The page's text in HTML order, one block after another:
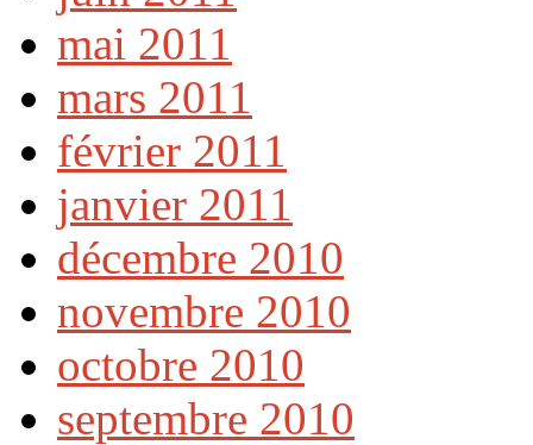
mai 2011
mars 2011
février 2011
janvier 2011
décembre 2010
novembre 2010
octobre 2010
septembre 2010